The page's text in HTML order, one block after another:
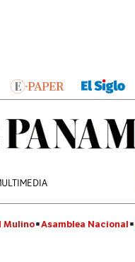
Mulino Asamblea Nacional